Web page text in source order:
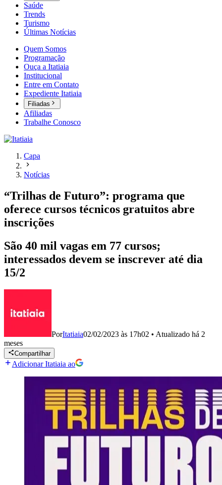
Saúde
Trends
Turismo
Últimas Notícias
Quem Somos
Programação
Ouça a Itatiaia
Institucional
Entre em Contato
Expediente Itatiaia
Filiadas
Afiliadas
Trabalhe Conosco
Capa
Notícias
“Trilhas de Futuro”: programa que
oferece cursos técnicos gratuitos abre
inscrições
São 40 mil vagas em 77 cursos;
interessados devem se inscrever até dia
15/2
PorItatiaia02/02/2023 às 17h02 • Atualizado há 2
meses
Compartilhar
Adicionar Itatiaia ao